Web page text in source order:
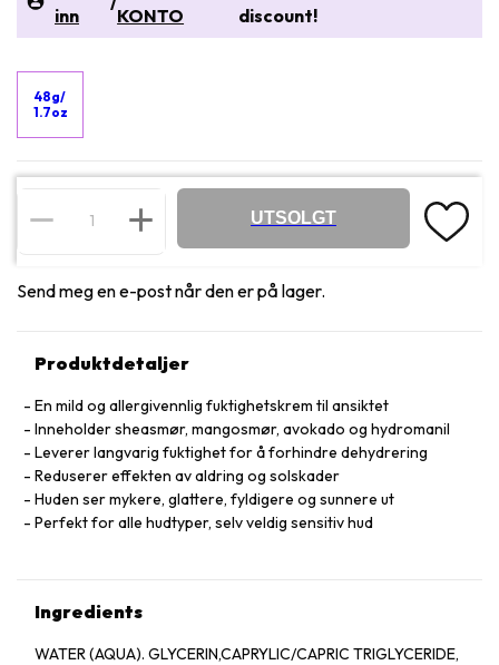
inn KONTO discount!
48g/
1.7oz
UTSOLGT
Send meg en e-post når den er på lager.
Produktdetaljer
En mild og allergivennlig fuktighetskrem til ansiktet
Inneholder sheasmør, mangosmør, avokado og hydromanil
Leverer langvarig fuktighet for å forhindre dehydrering
Reduserer effekten av aldring og solskader
Huden ser mykere, glattere, fyldigere og sunnere ut
Perfekt for alle hudtyper, selv veldig sensitiv hud
Ingredients
WATER (AQUA). GLYCERIN,CAPRYLIC/CAPRIC TRIGLYCERIDE,